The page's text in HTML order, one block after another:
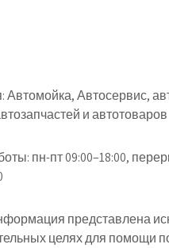
Автомойка, Автосервис,
и автотоваров
пн-пт 09:00–18:00,
представлена
целях для помощи